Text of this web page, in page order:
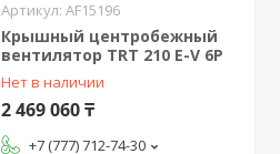
AF15196
Крышный центробежный
вентилятор TRT 210 E-V 6P
Нет в наличии
2 469 060 ₸
+7 (777) 712-74-30